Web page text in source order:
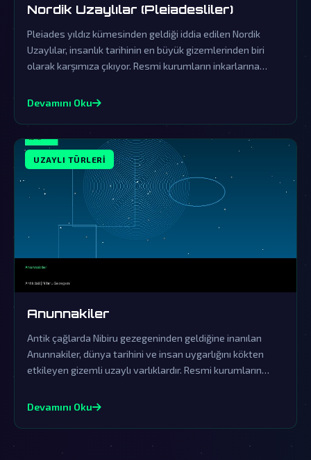
Nordik Uzaylılar (Pleiadesliler)
Pleiades yıldız kümesinden geldiği iddia edilen Nordik
Uzaylılar, insanlık tarihinin en büyük gizemlerinden biri
olarak karşımıza çıkıyor. Resmi kurumların inkarlarına
saklanan gerçekler gün yüzüne çıkmayı bekliyor.
Devamını Oku
UZAYLI TÜRLERI
Anunnakiler
Antik çağlarda Nibiru gezegeninden geldiğine inanılan
Anunnakiler, dünya tarihini ve insan uygarlığını kökten
etkileyen gizemli uzaylı varlıklardır. Resmi kurumların
izler hala günümüzde ortaya çıkıyor.
Devamını Oku